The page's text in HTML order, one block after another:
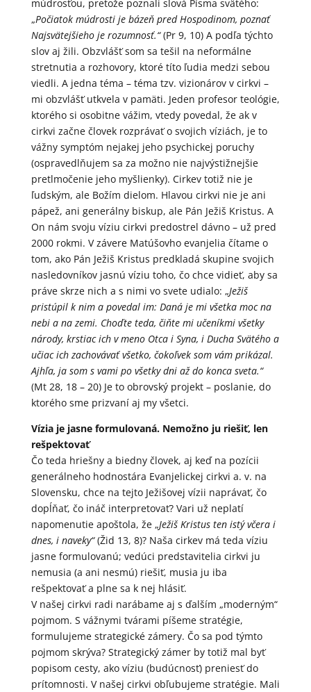
múdrosťou, pretože poznali slová Písma svätého:
„Počiatok múdrosti je bázeň pred Hospodinom, poznať
Najsvätejšieho je rozumnosť.“(Pr 9, 10) A podľa týchto
slov aj žili. Obzvlášť som sa tešil na neformálne
stretnutia a rozhovory, ktoré títo ľudia medzi sebou
viedli. A jedna téma – téma tzv. vizionárov v cirkvi –
mi obzvlášť utkvela v pamäti. Jeden profesor teológie,
ktorého si osobitne vážim, vtedy povedal, že ak v
cirkvi začne človek rozprávať o svojich víziách, je to
vážny symptóm nejakej jeho psychickej poruchy
(ospravedlňujem sa za možno nie najvýstižnejšie
pretlmočenie jeho myšlienky). Cirkev totiž nie je
ľudským, ale Božím dielom. Hlavou cirkvi nie je ani
pápež, ani generálny biskup, ale Pán Ježiš Kristus. A
On nám svoju víziu cirkvi predostrel dávno – už pred
2000 rokmi. V závere Matúšovho evanjelia čítame o
tom, ako Pán Ježiš Kristus predkladá skupine svojich
nasledovníkov jasnú víziu toho, čo chce vidieť, aby sa
práve skrze nich a s nimi vo svete udialo: „Ježiš
pristúpil k nim a povedal im: Daná je mi všetka moc na
nebi a na zemi. Choďte teda, čiňte mi učeníkmi všetky
národy, krstiac ich v meno Otca i Syna, i Ducha Svätého a
učiac ich zachovávať všetko, čokoľvek som vám prikázal.
Ajhľa, ja som s vami po všetky dni až do konca sveta.“
(Mt 28, 18 – 20) Je to obrovský projekt – poslanie, do
ktorého sme prizvaní aj my všetci.
Vízia je jasne formulovaná. Nemožno ju riešiť, len
rešpektovať
Čo teda hriešny a biedny človek, aj keď na pozícii
generálneho hodnostára Evanjelickej cirkvi a. v. na
Slovensku, chce na tejto Ježišovej vízii naprávať, čo
dopĺňať, čo ináč interpretovať? Vari už neplatí
napomenutie apoštola, že „Ježiš Kristus ten istý včera i
dnes, i naveky“(Žid 13, 8)? Naša cirkev má teda víziu
jasne formulovanú; vedúci predstavitelia cirkvi ju
nemusia (a ani nesmú) riešiť, musia ju iba
rešpektovať a plne sa k nej hlásiť.
V našej cirkvi radi narábame aj s ďalším „moderným“
pojmom. S vážnymi tvárami píšeme stratégie,
formulujeme strategické zámery. Čo sa pod týmto
pojmom skrýva? Strategický zámer by totiž mal byť
popisom cesty, ako víziu (budúcnosť) preniesť do
prítomnosti. V našej cirkvi obľubujeme stratégie. Mali